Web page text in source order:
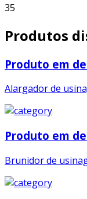
35
Produtos
Produto em
Alargador de
Produto em
Brunidor de